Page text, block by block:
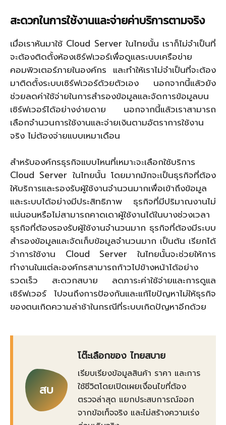
สะดวกในการใช้งานและจ่ายค่าบริการตามจริง
เมื่อเราหันมาใช้ Cloud Server ในไทยนั้น เราก็ไม่จำเป็นที่
จะต้องติดตั้งห้องเซิร์ฟเวอร์เพื่อดูแลระบบเครือข่าย
คอมพิวเตอร์ภายในองค์กร และทำให้เราไม่จำเป็นที่จะต้อง
มาติดตั้งระบบเซิร์ฟเวอร์ด้วยตัวเอง นอกจากนี้แล้วยัง
ช่วยลดค่าใช้จ่ายในการสำรองข้อมูลและจัดการข้อมูลบน
เซิร์ฟเวอร์ได้อย่างง่ายดาย นอกจากนี้แล้วเราสามารถ
เลือกจำนวนการใช้งานและจ่ายเงินตามอัตราการใช้งาน
จริง ไม่ต้องจ่ายแบบเหมาเดือน
สำหรับองค์กรธุรกิจแบบไหนที่เหมาะจะเลือกใช้บริการ
Cloud Server ในไทยนั้น โดยมากมักจะเป็นธุรกิจที่ต้อง
ให้บริการและรองรับผู้ใช้งานจำนวนมากเพื่อเข้าถึงข้อมูล
และระบบได้อย่างมีประสิทธิภาพ ธุรกิจที่มีปริมาณงานไม่
แน่นอนหรือไม่สามารถคาดเดาผู้ใช้งานได้ในบางช่วงเวลา
ธุรกิจที่ต้องรองรับผู้ใช้งานจำนวนมาก ธุรกิจที่ต้องมีระบบ
สำรองข้อมูลและจัดเก็บข้อมูลจำนวนมาก เป็นต้น เรียกได้
ว่าการใช้งาน Cloud Server ในไทยนั้นจะช่วยให้การ
ทำงานในแต่ละองค์กรสามารถก้าวไปข้างหน้าได้อย่าง
รวดเร็ว สะดวกสบาย ลดภาระค่าใช้จ่ายและการดูแล
เซิร์ฟเวอร์ ไปจนถึงการป้องกันและแก้ไขปัญหาไม่ให้ธุรกิจ
ของตนเกิดความล่าช้าในกรณีที่ระบบเกิดปัญหาอีกด้วย
สบ
โต๊ะเลือกของ ไทยสบาย
เรียบเรียงข้อมูลสินค้า ราคา และการ
ใช้ชีวิตโดยเปิดเผยเงื่อนไขที่ต้อง
ตรวจล่าสุด แยกประสบการณ์ออก
จากข้อเท็จจริง และไม่สร้างความเร่ง